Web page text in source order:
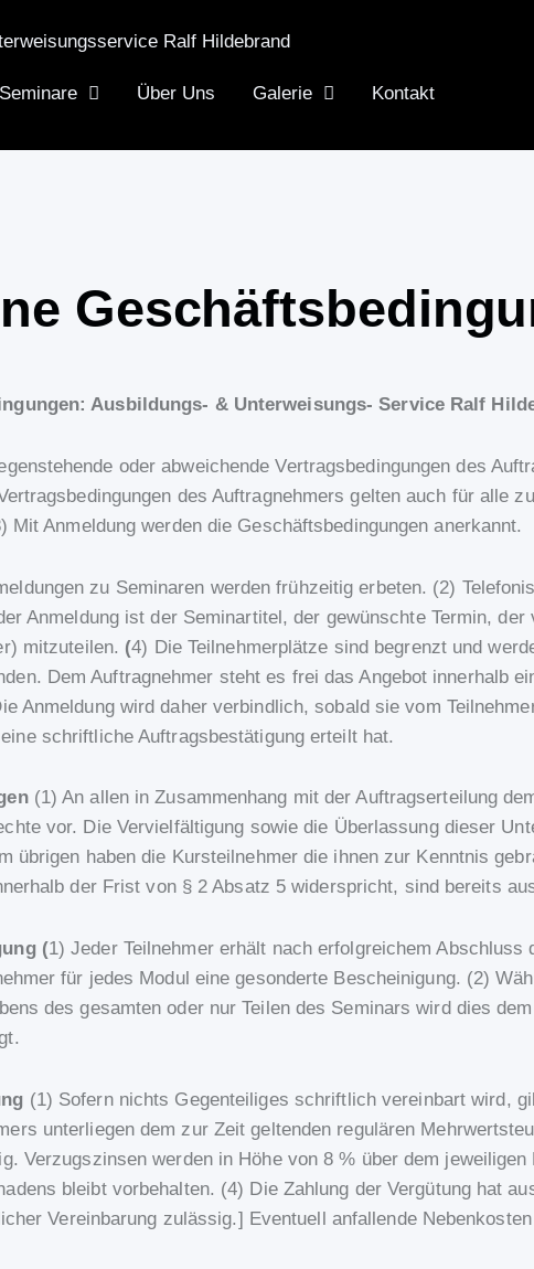
Über Uns Galerie Kontakt
Ausbildungs- & Unterweisungs- Service Ralf
oder abweichende Vertragsbedingungen des
des Auftragnehmers gelten auch für alle
Mit Anmeldung werden die Geschäftsbedingungen anerkannt.
zu Seminaren werden frühzeitig erbeten. (2)
Anmeldung ist der Seminartitel, der gewünschte Termin,
mitzuteilen. (4) Die Teilnehmerplätze sind begrenzt und
Dem Auftragnehmer steht es frei das Angebot innerhalb
Anmeldung wird daher verbindlich, sobald sie vom
schriftliche Auftragsbestätigung erteilt hat.
(1) An allen in Zusammenhang mit der Auftragserteilung
vor. Die Vervielfältigung sowie die Überlassung dieser
übrigen haben die Kursteilnehmer die ihnen zur Kenntnis
der Frist von § 2 Absatz 5 widerspricht, sind bereits
(1) Jeder Teilnehmer erhält nach erfolgreichem
für jedes Modul eine gesonderte Bescheinigung. (2)
des gesamten oder nur Teilen des Seminars wird dies
(1) Sofern nichts Gegenteiliges schriftlich vereinbart wird,
unterliegen dem zur Zeit geltenden regulären
Verzugszinsen werden in Höhe von 8 % über dem
bleibt vorbehalten. (4) Die Zahlung der Vergütung hat
Vereinbarung zulässig.] Eventuell anfallende